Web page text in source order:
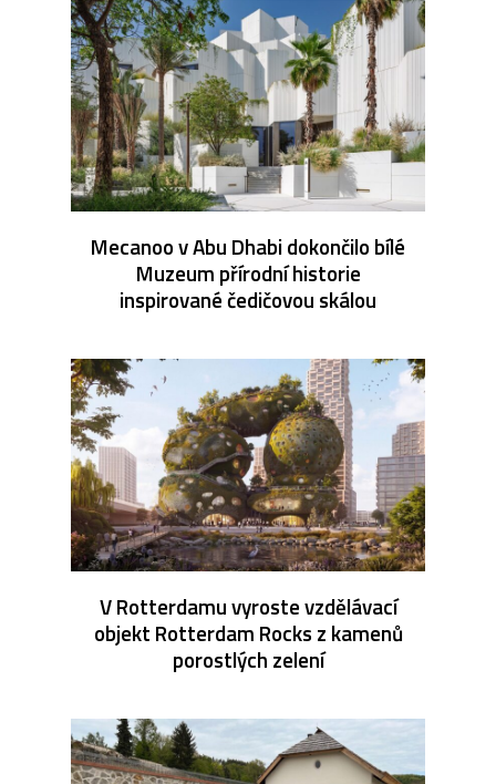
Mecanoo v Abu Dhabi dokončilo bílé
Muzeum přírodní historie
inspirované čedičovou skálou
V Rotterdamu vyroste vzdělávací
objekt Rotterdam Rocks z kamenů
porostlých zelení